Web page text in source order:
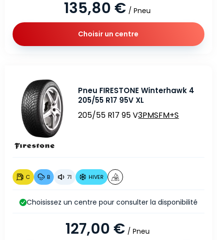
135,80 € / Pneu
Choisir un centre
Pneu FIRESTONE Winterhawk 4
205/55 R17 95V XL
205/55 R17 95 V3PMSFM+S
C B 71 HIVER
127,00 € / Pneu
Choisissez un centre pour consulter la disponibilité